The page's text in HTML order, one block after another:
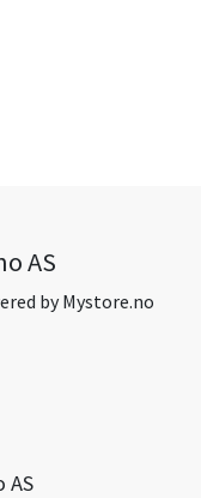
AS
byMystore.no
AS